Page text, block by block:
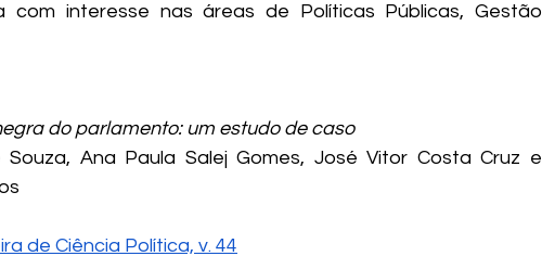
com interesse nas áreas de Políticas Públicas, Gestão
do parlamento: um estudo de caso
Ana Paula Salej Gomes, José Vitor Costa Cruz e
de Ciência Política, v. 44